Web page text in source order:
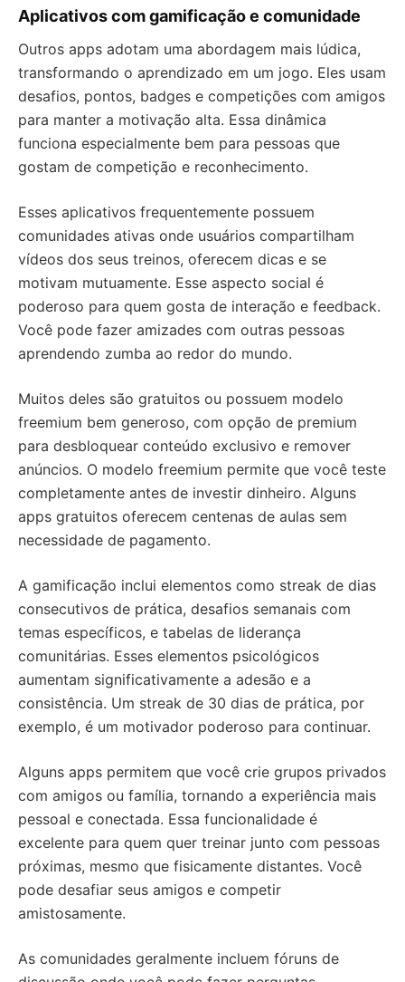
Aplicativos com gamificação e comunidade
Outros apps adotam uma abordagem mais lúdica,
transformando o aprendizado em um jogo. Eles usam
desafios, pontos, badges e competições com amigos
para manter a motivação alta. Essa dinâmica
funciona especialmente bem para pessoas que
gostam de competição e reconhecimento.
Esses aplicativos frequentemente possuem
comunidades ativas onde usuários compartilham
vídeos dos seus treinos, oferecem dicas e se
motivam mutuamente. Esse aspecto social é
poderoso para quem gosta de interação e feedback.
Você pode fazer amizades com outras pessoas
aprendendo zumba ao redor do mundo.
Muitos deles são gratuitos ou possuem modelo
freemium bem generoso, com opção de premium
para desbloquear conteúdo exclusivo e remover
anúncios. O modelo freemium permite que você teste
completamente antes de investir dinheiro. Alguns
apps gratuitos oferecem centenas de aulas sem
necessidade de pagamento.
A gamificação inclui elementos como streak de dias
consecutivos de prática, desafios semanais com
temas específicos, e tabelas de liderança
comunitárias. Esses elementos psicológicos
aumentam significativamente a adesão e a
consistência. Um streak de 30 dias de prática, por
exemplo, é um motivador poderoso para continuar.
Alguns apps permitem que você crie grupos privados
com amigos ou família, tornando a experiência mais
pessoal e conectada. Essa funcionalidade é
excelente para quem quer treinar junto com pessoas
próximas, mesmo que fisicamente distantes. Você
pode desafiar seus amigos e competir
amistosamente.
As comunidades geralmente incluem fóruns de